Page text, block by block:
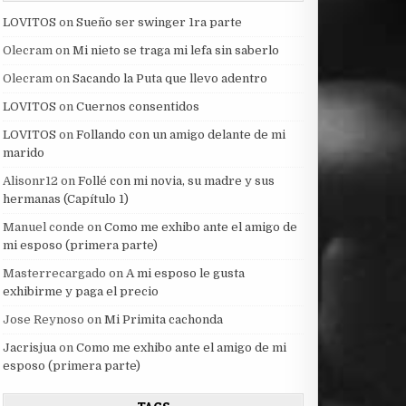
LOVITOS onSueño ser swinger 1ra parte
Olecram onMi nieto se traga mi lefa sin saberlo
Olecram onSacando la Puta que llevo adentro
LOVITOS onCuernos consentidos
LOVITOS onFollando con un amigo delante de mi
marido
Alisonr12 onFollé con mi novia, su madre y sus
hermanas (Capítulo 1)
Manuel conde onComo me exhibo ante el amigo de
mi esposo (primera parte)
Masterrecargado on A mi esposo le gusta
exhibirme y paga el precio
Jose Reynoso onMi Primita cachonda
Jacrisjua onComo me exhibo ante el amigo de mi
esposo (primera parte)